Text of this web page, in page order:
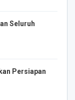
Seluruh
Persiapan